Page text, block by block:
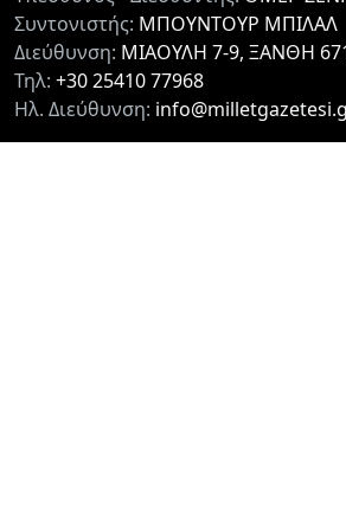
Συντονιστής: ΜΠΟΥΝΤΟΥΡ ΜΠΙΛΑΛ
Διεύθυνση: ΜΙΑΟΥΛΗ 7-9, ΞΑΝΘΗ
Τηλ: +30 25410 77968
Ηλ. Διεύθυνση: